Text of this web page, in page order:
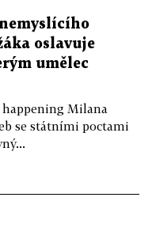
oslavuje
umělec
Milana
se státními poctami